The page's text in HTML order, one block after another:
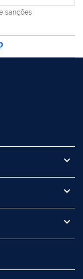
sanções
Facebook
por Twitter
porpor
link para Copiar